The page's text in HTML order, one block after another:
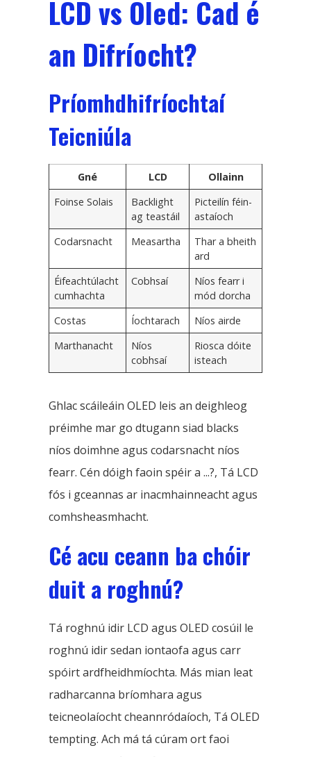
LCD vs Oled: Cad é
an Difríocht?
Príomhdhifríochtaí
Teicniúla
Gné LCD
Ollainn
Foinse Solais
Backlight
ag teastáil
Picteilín féin-
astaíoch
Codarsnacht
Measartha
Thar a bheith
ard
Éifeachtúlacht
cumhachta
Cobhsaí
Níos fearr i
mód dorcha
Costas
Íochtarach
Níos airde
Marthanacht
Níos
cobhsaí
Riosca dóite
isteach
Ghlac scáileáin OLED leis an deighleog
préimhe mar go dtugann siad blacks
níos doimhne agus codarsnacht níos
fearr. Cén dóigh faoin spéir a ...?, Tá LCD
fós i gceannas ar inacmhainneacht agus
comhsheasmhacht.
Cé acu ceann ba chóir
duit a roghnú?
Tá roghnú idir LCD agus OLED cosúil le
roghnú idir sedan iontaofa agus carr
spóirt ardfheidhmíochta. Más mian leat
radharcanna bríomhara agus
teicneolaíocht cheannródaíoch, Tá OLED
tempting. Ach má tá cúram ort faoi